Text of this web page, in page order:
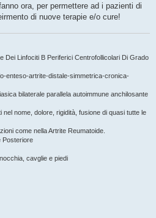
ora, per permettere ad i pazienti di
di nuove terapie e/o cure!
Dei Linfociti B Periferici Centrofollicolari Di Grado
enteso-artrite-distale-simmetrica-cronica-
bilaterale parallela autoimmune anchilosante
nome, dolore, rigidità, fusione di quasi tutte le
come nella Artrite Reumatoide.
Posteriore
cavglie e piedi